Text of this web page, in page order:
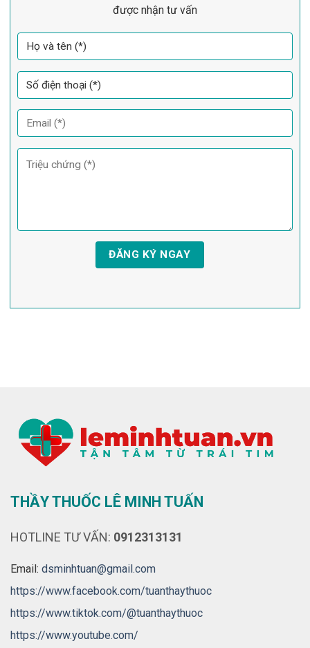
được nhận tư vấn
THẦY THUỐC LÊ MINH TUẤN
HOTLINE TƯ VẤN: 0912313131
Email: dsminhtuan@gmail.com
https://www.facebook.com/tuanthaythuoc
https://www.tiktok.com/@tuanthaythuoc
https://www.youtube.com/